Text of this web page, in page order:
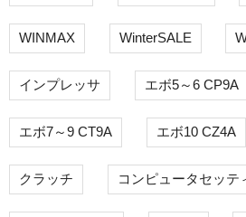
WINMAX WinterSALE
インプレッサ エボ5～6 CP9A
エボ7～9 CT9A エボ10 CZ4A
クラッチ コンピュータセッテ